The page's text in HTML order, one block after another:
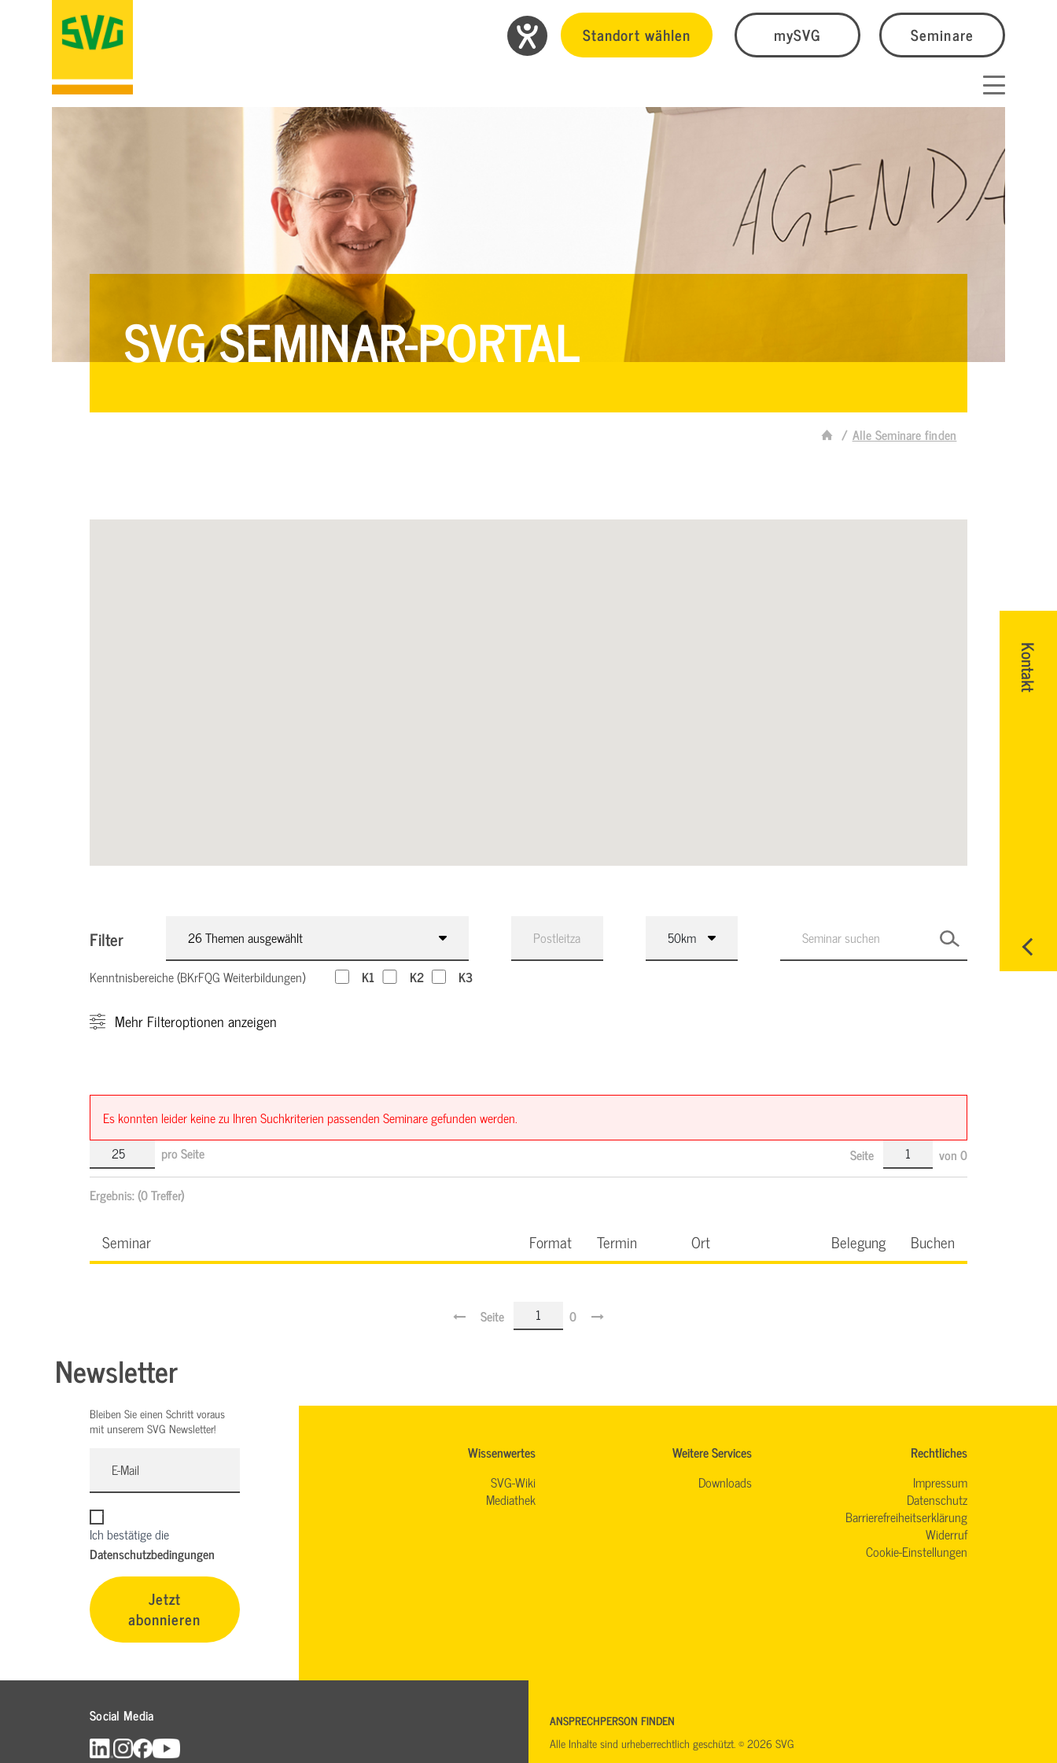
Standort wählen mySVG Seminare
SVG SEMINAR-PORTAL
Alle Seminare finden
Kontakt
Filter
26 Themen ausgewählt
Kenntnisbereiche (BKrFQG Weiterbildungen)
K1 K2 K3
Mehr Filteroptionen anzeigen
Es konnten leider keine zu Ihren Suchkriterien passenden Seminare gefunden werden.
pro Seite
Seite von0
Ergebnis:(0 Treffer)
Seminar Format Termin Ort Belegung Buchen
Seite 0
Newsletter
Bleiben Sie einen Schritt voraus
mit unserem SVG Newsletter!
Ich bestätige die
Datenschutzbedingungen
Jetzt
abonnieren
Wissenwertes
SVG-Wiki
Mediathek
Weitere Services
Downloads
Rechtliches
Impressum
Datenschutz
Barrierefreiheitserklärung
Widerruf
Cookie-Einstellungen
Social Media
ANSPRECHPERSON FINDEN
Alle Inhalte sind urheberrechtlich geschützt. © 2026 SVG